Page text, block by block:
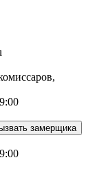
замерщика